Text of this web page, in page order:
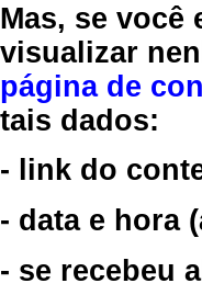
Mas, se você
visualizar
página de
tais dados:
- link do
- data e hora
- se recebeu